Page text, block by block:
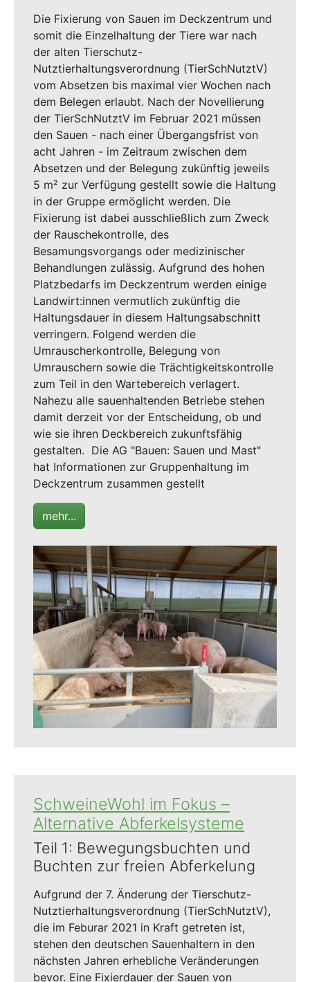
Die Fixierung von Sauen im Deckzentrum und
somit die Einzelhaltung der Tiere war nach
der alten Tierschutz-
Nutztierhaltungsverordnung (TierSchNutztV)
vom Absetzen bis maximal vier Wochen nach
dem Belegen erlaubt. Nach der Novellierung
der TierSchNutztV im Februar 2021 müssen
den Sauen - nach einer Übergangsfrist von
acht Jahren - im Zeitraum zwischen dem
Absetzen und der Belegung zukünftig jeweils
5 m² zur Verfügung gestellt sowie die Haltung
in der Gruppe ermöglicht werden. Die
Fixierung ist dabei ausschließlich zum Zweck
der Rauschekontrolle, des
Besamungsvorgangs oder medizinischer
Behandlungen zulässig. Aufgrund des hohen
Platzbedarfs im Deckzentrum werden einige
Landwirt:innen vermutlich zukünftig die
Haltungsdauer in diesem Haltungsabschnitt
verringern. Folgend werden die
Umrauscherkontrolle, Belegung von
Umrauschern sowie die Trächtigkeitskontrolle
zum Teil in den Wartebereich verlagert.
Nahezu alle sauenhaltenden Betriebe stehen
damit derzeit vor der Entscheidung, ob und
wie sie ihren Deckbereich zukunftsfähig
gestalten. Die AG "Bauen: Sauen und Mast"
hat Informationen zur Gruppenhaltung im
Deckzentrum zusammen gestellt
mehr...
SchweineWohl im Fokus –
Alternative Abferkelsysteme
Teil 1: Bewegungsbuchten und
Buchten zur freien Abferkelung
Aufgrund der 7. Änderung der Tierschutz-
NutztierhaItungsverordnung (TierSchNutztV),
die im Feburar 2021 in Kraft getreten ist,
stehen den deutschen Sauenhaltern in den
nächsten Jahren erhebliche Veränderungen
bevor. Eine Fixierdauer der Sauen von